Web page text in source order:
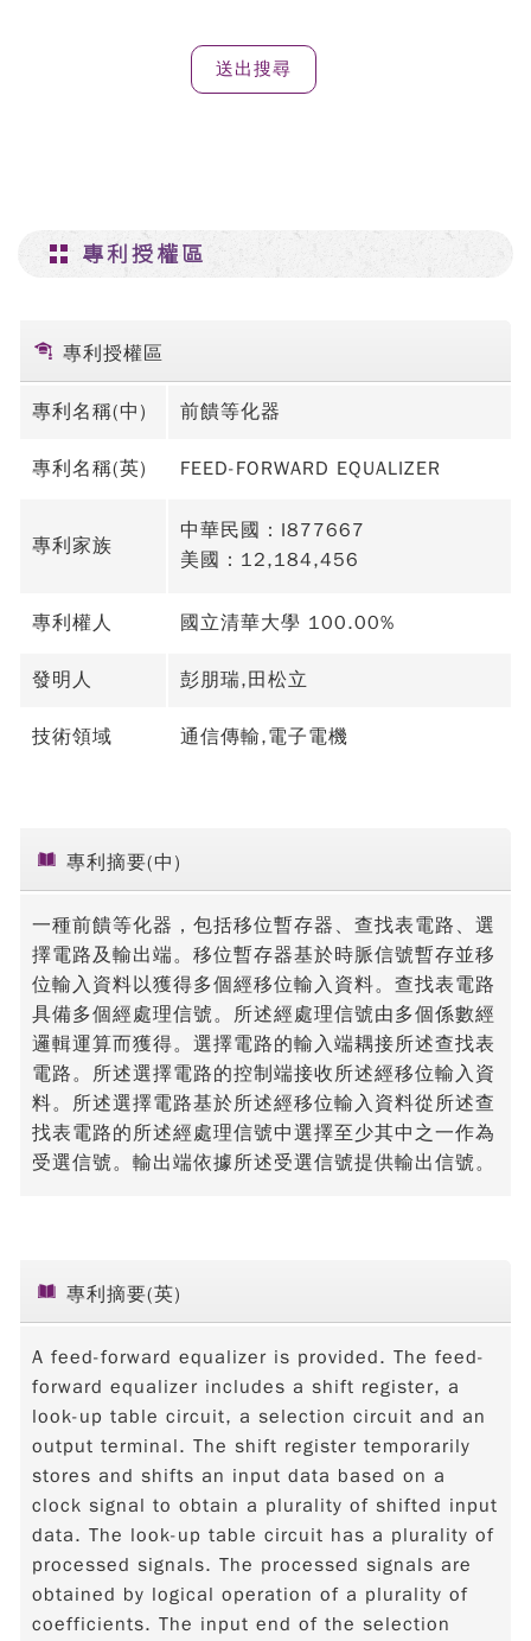
專利授權區
專利授權區
專利名稱(中) 前饋等化器
專利名稱(英) FEED-FORWARD EQUALIZER
專利家族
中華民國：I877667
美國：12,184,456
專利權人 國立清華大學 100.00%
發明人 彭朋瑞,田松立
技術領域 通信傳輸,電子電機
專利摘要(中)
一種前饋等化器，包括移位暫存器、查找表電路、選
擇電路及輸出端。移位暫存器基於時脈信號暫存並移
位輸入資料以獲得多個經移位輸入資料。查找表電路
具備多個經處理信號。所述經處理信號由多個係數經
邏輯運算而獲得。選擇電路的輸入端耦接所述查找表
電路。所述選擇電路的控制端接收所述經移位輸入資
料。所述選擇電路基於所述經移位輸入資料從所述查
找表電路的所述經處理信號中選擇至少其中之一作為
受選信號。輸出端依據所述受選信號提供輸出信號。
專利摘要(英)
A feed-forward equalizer is provided. The feed-
forward equalizer includes a shift register, a
look-up table circuit, a selection circuit and an
output terminal. The shift register temporarily
stores and shifts an input data based on a
clock signal to obtain a plurality of shifted input
data. The look-up table circuit has a plurality of
processed signals. The processed signals are
obtained by logical operation of a plurality of
coefficients. The input end of the selection